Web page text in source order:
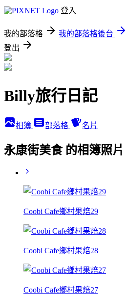
登入
我的部落格 我的部落格後台
登出
Billy旅行日記
相簿 部落格 名片
永康街美食 的相簿照片
Coobi Cafe鄉村果焙29
Coobi Cafe鄉村果焙28
Coobi Cafe鄉村果焙27